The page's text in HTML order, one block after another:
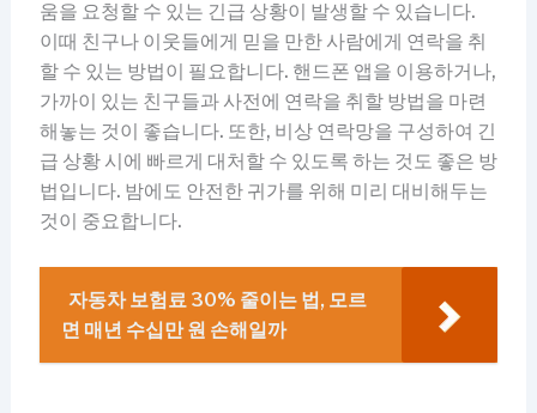
움을 요청할 수 있는 긴급 상황이 발생할 수 있습니다.
이때 친구나 이웃들에게 믿을 만한 사람에게 연락을 취
할 수 있는 방법이 필요합니다. 핸드폰 앱을 이용하거나,
가까이 있는 친구들과 사전에 연락을 취할 방법을 마련
해놓는 것이 좋습니다. 또한, 비상 연락망을 구성하여 긴
급 상황 시에 빠르게 대처할 수 있도록 하는 것도 좋은 방
법입니다. 밤에도 안전한 귀가를 위해 미리 대비해두는
것이 중요합니다.
자동차 보험료 30% 줄이는 법, 모르
면 매년 수십만 원 손해일까